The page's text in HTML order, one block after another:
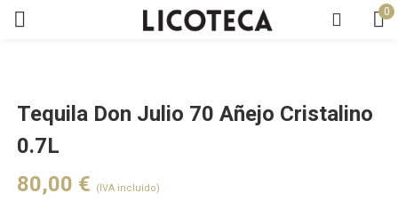
0
Tequila Don Julio 70 Añejo Cristalino
0.7L
80,00 € (IVA incluido)